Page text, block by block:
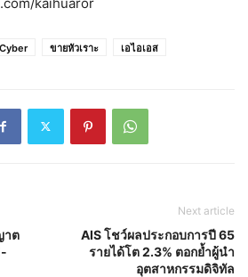
ขายหัวเราะ เอไอเอส
าต
Next article
AIS โชว์ผลประกอบการปี 65
รายได้โต 2.3% ตอกย้ำผู้นำ
อุตสาหกรรมดิจิทัล